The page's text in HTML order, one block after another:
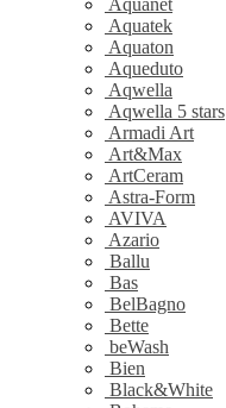
Aquanet
Aquatek
Aquaton
Aqueduto
Aqwella
Aqwella 5 stars
Armadi Art
Art&Max
ArtCeram
Astra-Form
AVIVA
Azario
Ballu
Bas
BelBagno
Bette
beWash
Bien
Black&White